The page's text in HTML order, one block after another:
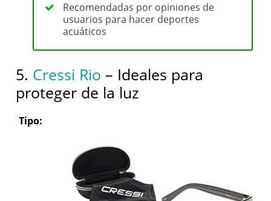
Recomendadas por opiniones de
usuarios para hacer deportes
acuáticos
5. Cressi Rio – Ideales para
proteger de la luz
Tipo: